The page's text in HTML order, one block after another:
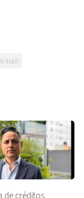
X-trail
de créditos